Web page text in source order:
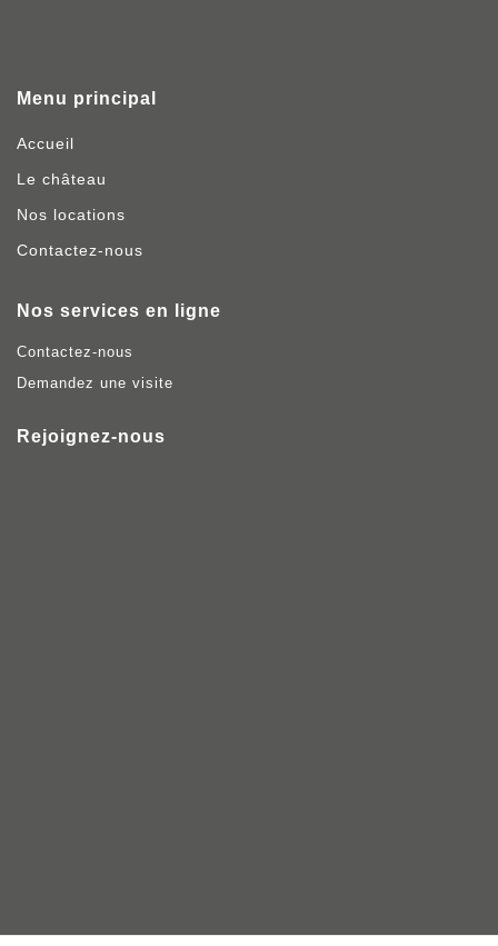
Menu principal
Accueil
Le château
Nos locations
Contactez-nous
Nos services en ligne
Contactez-nous
Demandez une visite
Rejoignez-nous